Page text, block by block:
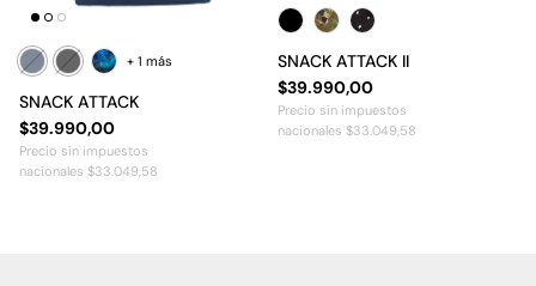
SNACK ATTACK
Precio normal
$39.990,00
Precio sin impuestos
nacionales $33.049,58
+ 1 más
SNACK ATTACK II
Precio normal
$39.990,00
Precio sin impuestos
nacionales $33.049,58